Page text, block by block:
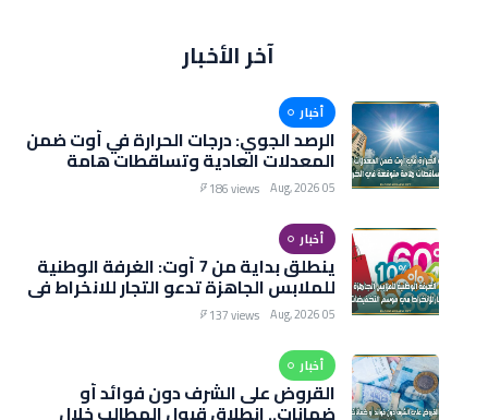
آخر الأخبار
أخبار
الرصد الجوي: درجات الحرارة في أوت ضمن
المعدلات العادية وتساقطات هامة
متوقعة في الخريف
05 Aug, 2026
186 views
أخبار
ينطلق بداية من 7 أوت: الغرفة الوطنية
للملابس الجاهزة تدعو التجار للانخراط في
موسم التخفيضات الصيفية
05 Aug, 2026
137 views
أخبار
القروض على الشرف دون فوائد أو
ضمانات.. انطلاق قبول المطالب خلال